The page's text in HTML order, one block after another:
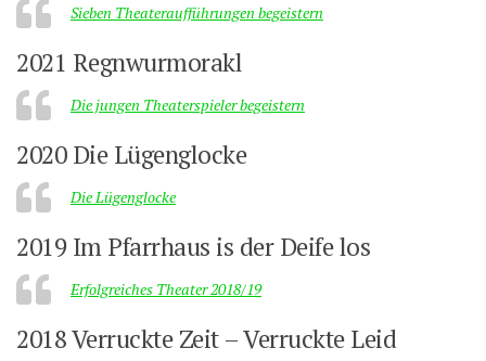
Sieben Theateraufführungen begeistern
2021 Regnwurmorakl
Die jungen Theaterspieler begeistern
2020 Die Lügenglocke
Die Lügenglocke
2019 Im Pfarrhaus is der Deife los
Erfolgreiches Theater 2018/19
2018 Verruckte Zeit – Verruckte Leid